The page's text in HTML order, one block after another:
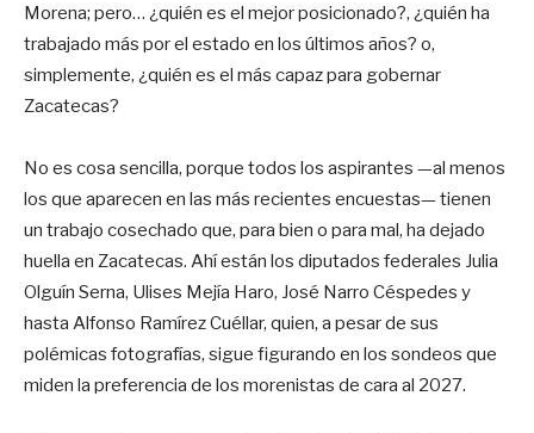
Morena; pero… ¿quién es el mejor posicionado?, ¿quién ha
trabajado más por el estado en los últimos años? o,
simplemente, ¿quién es el más capaz para gobernar
Zacatecas?
No es cosa sencilla, porque todos los aspirantes —al menos
los que aparecen en las más recientes encuestas— tienen
un trabajo cosechado que, para bien o para mal, ha dejado
huella en Zacatecas. Ahí están los diputados federales Julia
Olguín Serna, Ulises Mejía Haro, José Narro Céspedes y
hasta Alfonso Ramírez Cuéllar, quien, a pesar de sus
polémicas fotografías, sigue figurando en los sondeos que
miden la preferencia de los morenistas de cara al 2027.